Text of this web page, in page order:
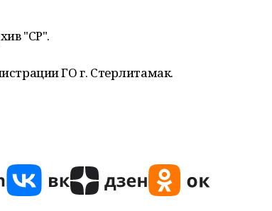
"СР".
ГО г. Стерлитамак.